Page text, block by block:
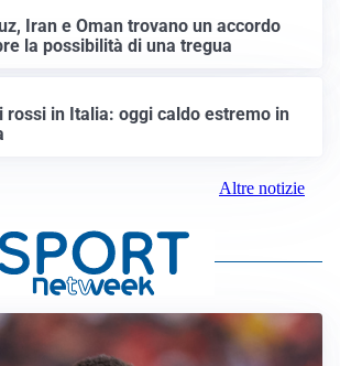
Iran e Oman trovano un accordo
la possibilità di una tregua
rossi in Italia: oggi caldo estremo in
Altre notizie